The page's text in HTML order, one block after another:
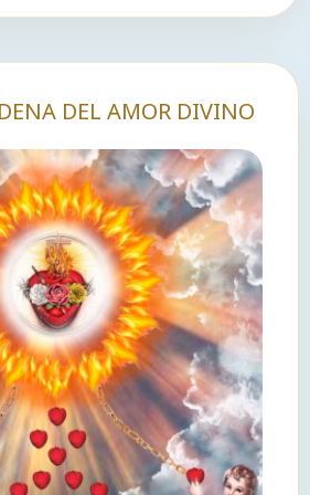
DEL AMOR DIVINO